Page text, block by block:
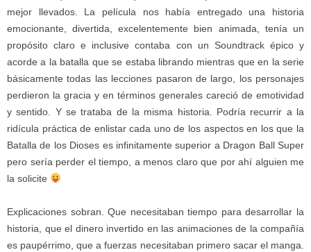
mejor llevados. La película nos había entregado una historia
emocionante, divertida, excelentemente bien animada, tenía un
propósito claro e inclusive contaba con un Soundtrack épico y
acorde a la batalla que se estaba librando mientras que en la serie
básicamente todas las lecciones pasaron de largo, los personajes
perdieron la gracia y en términos generales careció de emotividad
y sentido. Y se trataba de la misma historia. Podría recurrir a la
ridícula práctica de enlistar cada uno de los aspectos en los que la
Batalla de los Dioses es infinitamente superior a Dragon Ball Super
pero sería perder el tiempo, a menos claro que por ahí alguien me
la solicite
Explicaciones sobran. Que necesitaban tiempo para desarrollar la
historia, que el dinero invertido en las animaciones de la compañía
es paupérrimo, que a fuerzas necesitaban primero sacar el manga.